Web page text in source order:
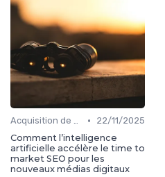
Acquisition de médias •
22/11/2025
Comment l’intelligence
artificielle accélère le time to
market SEO pour les
nouveaux médias digitaux